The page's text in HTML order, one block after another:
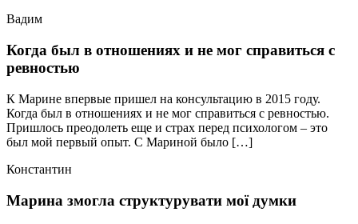
Вадим
Когда был в отношениях и не мог справиться с
ревностью
К Марине впервые пришел на консультацию в 2015 году.
Когда был в отношениях и не мог справиться с ревностью.
Пришлось преодолеть еще и страх перед психологом – это
был мой первый опыт. С Мариной было […]
Константин
Марина змогла структурувати мої думки